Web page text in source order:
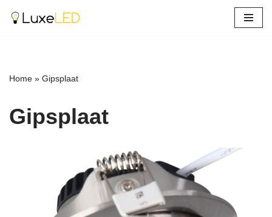
inhoud
Home » Gipsplaat
Gipsplaat